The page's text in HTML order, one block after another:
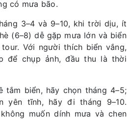
có mưa bão.
3–4 và 9–10, khi trời dịu, ít
(6–8) dễ gặp mưa lớn và biển
Với người thích biển vắng,
để chụp ảnh, đầu thu là thời
tắm biển, hãy chọn tháng 4–5;
yên tĩnh, hãy đi tháng 9–10.
muốn dính mưa và chen